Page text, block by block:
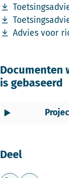
Download
Download
Advies voor
Download
Documenten
is gebaseerd
Deel